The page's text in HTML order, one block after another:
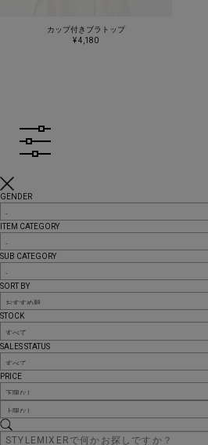
カップ付きブラトップ
¥ 4,180
GENDER
ITEM CATEGORY
SUB CATEGORY
SORT BY
STOCK
SALES STATUS
PRICE